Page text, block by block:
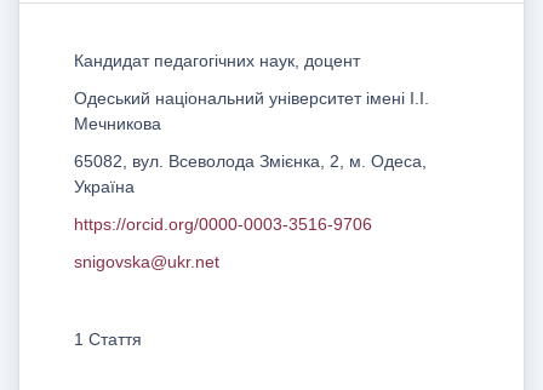
Кандидат педагогічних наук, доцент
Одеський національний університет імені І.І.
Мечникова
65082, вул. Всеволода Змієнка, 2, м. Одеса,
Україна
https://orcid.org/0000-0003-3516-9706
snigovska@ukr.net
1 Стаття